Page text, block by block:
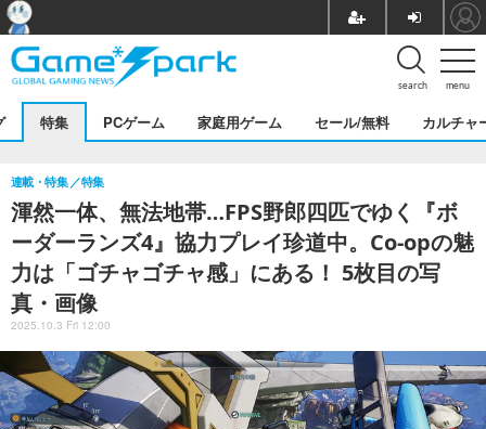
menu
search
特集 PCゲーム 家庭用ゲーム セール/無料 カルチャ
渾然一体、無法地帯…FPS野郎四匹でゆく『ボ
ーダーランズ4』協力プレイ珍道中。Co-opの魅
力は「ゴチャゴチャ感」にある！ 5枚目の写
真・画像
連載・特集 特集
2025.10.3 Fri 12:00